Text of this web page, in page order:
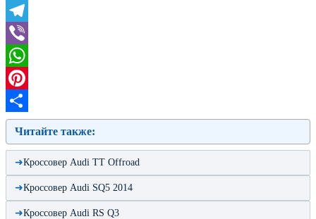
Odnoklassniki
Telegram
Viber
WhatsApp
Pinterest
Отправить
Читайте также:
Кроссовер Audi TT Offroad
Кроссовер Audi SQ5 2014
Кроссовер Audi RS Q3